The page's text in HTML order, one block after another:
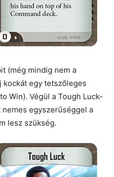
(még mindig nem a
kockát egy tetszőleges
Win). Végül a Tough Luck-
egyszerűséggel a
lesz szükség.